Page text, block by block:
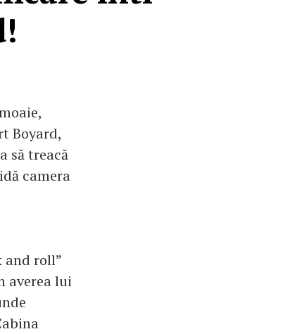
Boyard,
să treacă
camera
and roll”
averea lui